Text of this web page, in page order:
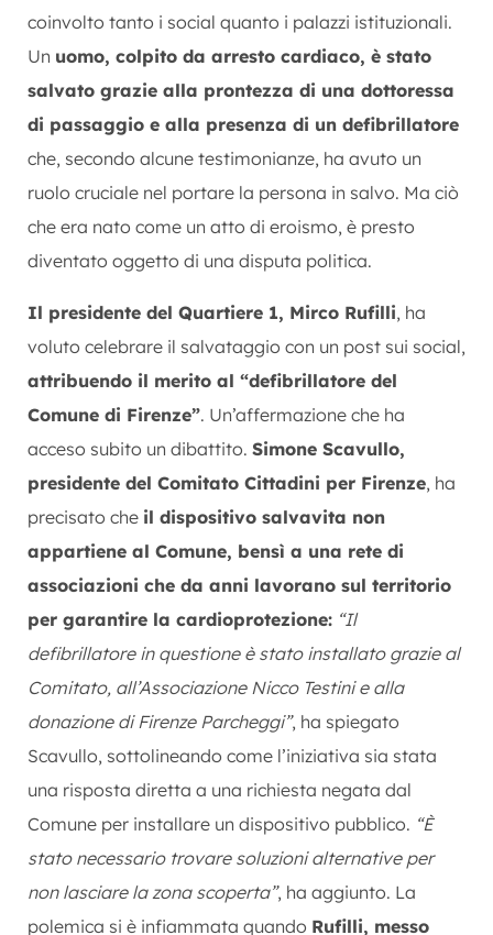
coinvolto tanto i social quanto i palazzi istituzionali.
Un uomo, colpito da arresto cardiaco, è stato
salvato grazie alla prontezza di una dottoressa
di passaggio e alla presenza di un defibrillatore
che, secondo alcune testimonianze, ha avuto un
ruolo cruciale nel portare la persona in salvo. Ma ciò
che era nato come un atto di eroismo, è presto
diventato oggetto di una disputa politica.
Il presidente del Quartiere 1, Mirco Rufilli, ha
voluto celebrare il salvataggio con un post sui social,
attribuendo il merito al “defibrillatore del
Comune di Firenze”. Un’affermazione che ha
acceso subito un dibattito. Simone Scavullo,
presidente del Comitato Cittadini per Firenze, ha
precisato che il dispositivo salvavita non
appartiene al Comune, bensì a una rete di
associazioni che da anni lavorano sul territorio
per garantire la cardioprotezione: “Il
defibrillatore in questione è stato installato grazie al
Comitato, all’Associazione Nicco Testini e alla
donazione di Firenze Parcheggi”, ha spiegato
Scavullo, sottolineando come l’iniziativa sia stata
una risposta diretta a una richiesta negata dal
Comune per installare un dispositivo pubblico. “È
stato necessario trovare soluzioni alternative per
non lasciare la zona scoperta”, ha aggiunto. La
polemica si è infiammata quando Rufilli, messo